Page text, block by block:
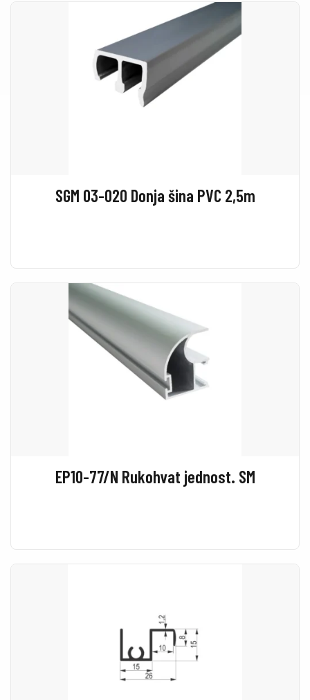
SGM 03-020 Donja šina PVC 2,5m
EP10-77/N Rukohvat jednost. SM